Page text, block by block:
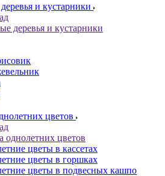
и кустарники
деревья и кустарники
цветов
однолетних цветов
цветы в кассетах
цветы в горшках
цветы в подвесных кашпо